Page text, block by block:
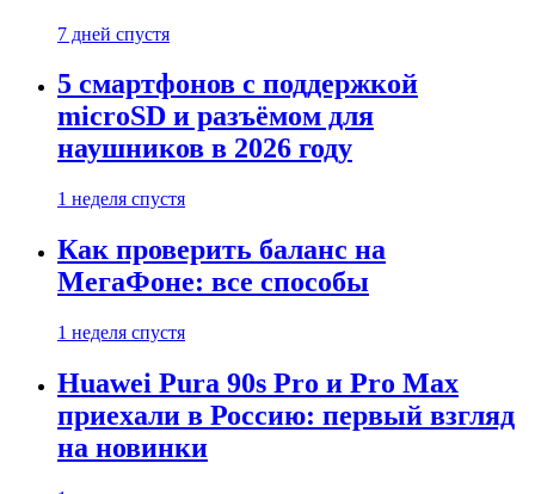
7 дней спустя
5 смартфонов с поддержкой
microSD и разъёмом для
наушников в 2026 году
1 неделя спустя
Как проверить баланс на
МегаФоне: все способы
1 неделя спустя
Huawei Pura 90s Pro и Pro Max
приехали в Россию: первый взгляд
на новинки